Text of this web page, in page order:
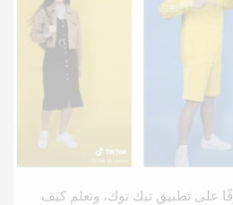
على تطبيق تيك توك، وتعلم كيف